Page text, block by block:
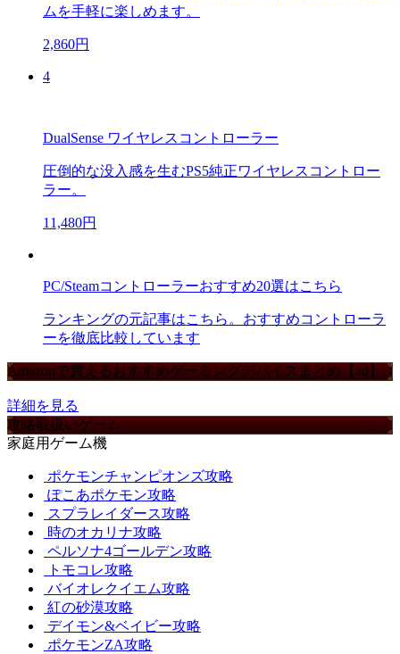
ムを手軽に楽しめます。
2,860円
4
DualSense ワイヤレスコントローラー
圧倒的な没入感を生むPS5純正ワイヤレスコントロー
ラー。
11,480円
PC/Steamコントローラーおすすめ20選はこちら
ランキングの元記事はこちら。おすすめコントローラ
ーを徹底比較しています
Amazonで買えるおすすめゲーミングデバイスまとめ【ad】
詳細を見る
攻略取扱いゲーム
家庭用ゲーム機
ポケモンチャンピオンズ攻略
ぽこあポケモン攻略
スプラレイダース攻略
時のオカリナ攻略
ペルソナ4ゴールデン攻略
トモコレ攻略
バイオレクイエム攻略
紅の砂漠攻略
デイモン&ベイビー攻略
ポケモンZA攻略